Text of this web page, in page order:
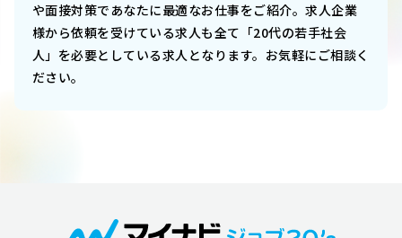
や面接対策であなたに最適なお仕事をご紹介。求人企業
様から依頼を受けている求人も全て「20代の若手社会
人」を必要としている求人となります。お気軽にご相談く
ださい。